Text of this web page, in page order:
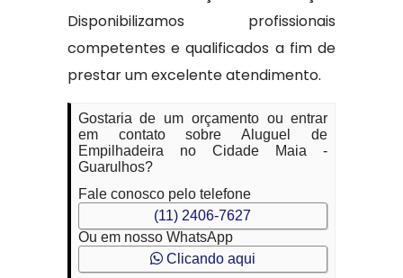
Disponibilizamos profissionais
competentes e qualificados a fim de
prestar um excelente atendimento.
Gostaria de um orçamento ou entrar
em contato sobre Aluguel de
Empilhadeira no Cidade Maia -
Guarulhos?
Fale conosco pelo telefone
(11) 2406-7627
Ou em nosso WhatsApp
Clicando aqui